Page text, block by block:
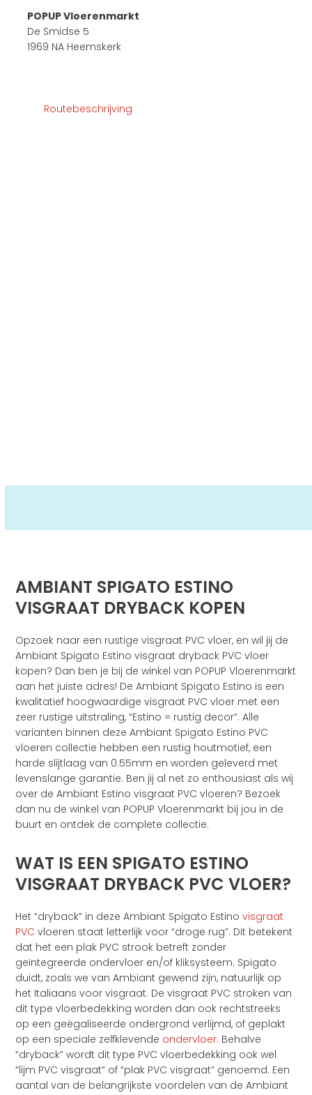
POPUP Vloerenmarkt
De Smidse 5
1969 NA Heemskerk
Routebeschrijving
AMBIANT SPIGATO ESTINO
VISGRAAT DRYBACK KOPEN
Opzoek naar een rustige visgraat PVC vloer, en wil jij de
Ambiant Spigato Estino visgraat dryback PVC vloer
kopen? Dan ben je bij de winkel van POPUP Vloerenmarkt
aan het juiste adres! De Ambiant Spigato Estino is een
kwalitatief hoogwaardige visgraat PVC vloer met een
zeer rustige uitstraling, “Estino = rustig decor”. Alle
varianten binnen deze Ambiant Spigato Estino PVC
vloeren collectie hebben een rustig houtmotief, een
harde slijtlaag van 0.55mm en worden geleverd met
levenslange garantie. Ben jij al net zo enthousiast als wij
over de Ambiant Estino visgraat PVC vloeren? Bezoek
dan nu de winkel van POPUP Vloerenmarkt bij jou in de
buurt en ontdek de complete collectie.
WAT IS EEN SPIGATO ESTINO
VISGRAAT DRYBACK PVC VLOER?
Het “dryback” in deze Ambiant Spigato Estinovisgraat
PVC vloeren staat letterlijk voor “droge rug”. Dit betekent
dat het een plak PVC strook betreft zonder
geïntegreerde ondervloer en/of kliksysteem. Spigato
duidt, zoals we van Ambiant gewend zijn, natuurlijk op
het Italiaans voor visgraat. De visgraat PVC stroken van
dit type vloerbedekking worden dan ook rechtstreeks
op een geëgaliseerde ondergrond verlijmd, of geplakt
op een speciale zelfklevende ondervloer. Behalve
“dryback” wordt dit type PVC vloerbedekking ook wel
“lijm PVC visgraat” of “plak PVC visgraat” genoemd. Een
aantal van de belangrijkste voordelen van de Ambiant